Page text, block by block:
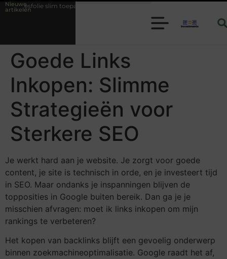
Nieuwe
artikelenslim toepassen binnen moderne folie techniek
Goede Links
Inkopen: Slimme
Strategieën voor
Sterkere SEO
Je werkt hard aan je website. Je zorgt voor goede
content, je site is technisch in orde, en je investeert tijd
in SEO. Maar ondanks je inspanningen blijven de
topposities in Google buiten bereik. Dan ga je je
misschien afvragen: moet ik links inkopen om mijn
rankings te verbeteren?
Het kopen van backlinks blijft een gevoelig onderwerp
binnen zoekmachineoptimalisatie. Google raadt het af,